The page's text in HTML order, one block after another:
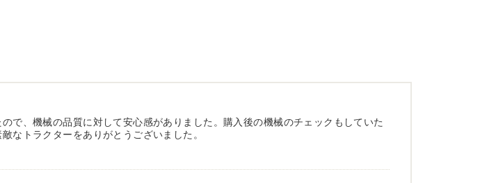
で、機械の品質に対して安心感がありました。購入後の機械のチェックもしていた
なトラクターをありがとうございました。